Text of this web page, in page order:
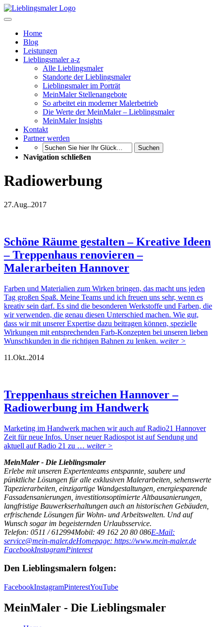
Home
Blog
Leistungen
Lieblingsmaler a-z
Alle Lieblingsmaler
Standorte der Lieblingsmaler
Lieblingsmaler im Porträt
MeinMaler Stellenangebote
So arbeitet ein moderner Malerbetrieb
Die Werte der MeinMaler – Lieblingsmaler
MeinMaler Insights
Kontakt
Partner werden
Suchen
Navigation schließen
Radiowerbung
27.Aug..2017
Schöne Räume gestalten – Kreative Ideen
– Treppenhaus renovieren –
Malerarbeiten Hannover
Farben und Materialien zum Wirken bringen, das macht uns jeden
Tag großen Spaß. Meine Teams und ich freuen uns sehr, wenn es
kreativ sein darf. Es sind die besonderen Werkstoffe und Farben, die
wir verwenden, die genau diesen Unterschied machen. Wie gut,
dass wir mit unserer Expertise dazu beitragen können, spezielle
Wirkungen mit entsprechenden Farb-Konzepten bei unseren lieben
Wunschkunden in die richtigen Bahnen zu lenken. weiter >
11.Okt..2014
Treppenhaus streichen Hannover –
Radiowerbung im Handwerk
Marketing im Handwerk machen wir auch auf Radio21 Hannover
Zeit für neue Infos. Unser neuer Radiospot ist auf Sendung und
aktuell auf Radio 21 zu … weiter >
MeinMaler - Die Lieblingsmaler
Erlebe mit unseren Expertenteams entspannte, saubere und
pünktliche Lösungen für alle exklusiven Malerarbeiten, sehenswerte
Tapezierarbeiten, einzigartige Wandgestaltungen, energiesparende
Fassadensanierungen, investitionsoptimierte Altbausanierungen,
langfristige Bauwerkserhaltungen auch an historischen Gebäuden,
erfrischende Lösungen für Wohn- und Arbeitswelten. Und auf
Wunsch sogar im begeisternden Urlaubsservice.
Telefon: 0511 / 612994Mobil: 49 162 20 80 086E-Mail:
service@mein-maler.deHomepage: https://www.mein-maler.de
FacebookInstagramPinterest
Den Lieblingsmalern folgen:
FacebookInstagramPinterestYouTube
MeinMaler - Die Lieblingsmaler